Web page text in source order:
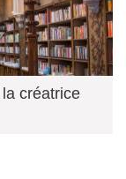
créatrice